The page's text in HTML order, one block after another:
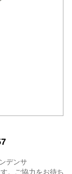
デンサ
。ご協力をお待ち